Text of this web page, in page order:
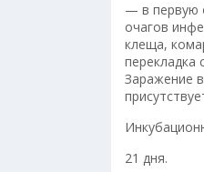
— в первую
очагов
клеща,
перекладка
Заражение
21 дня.